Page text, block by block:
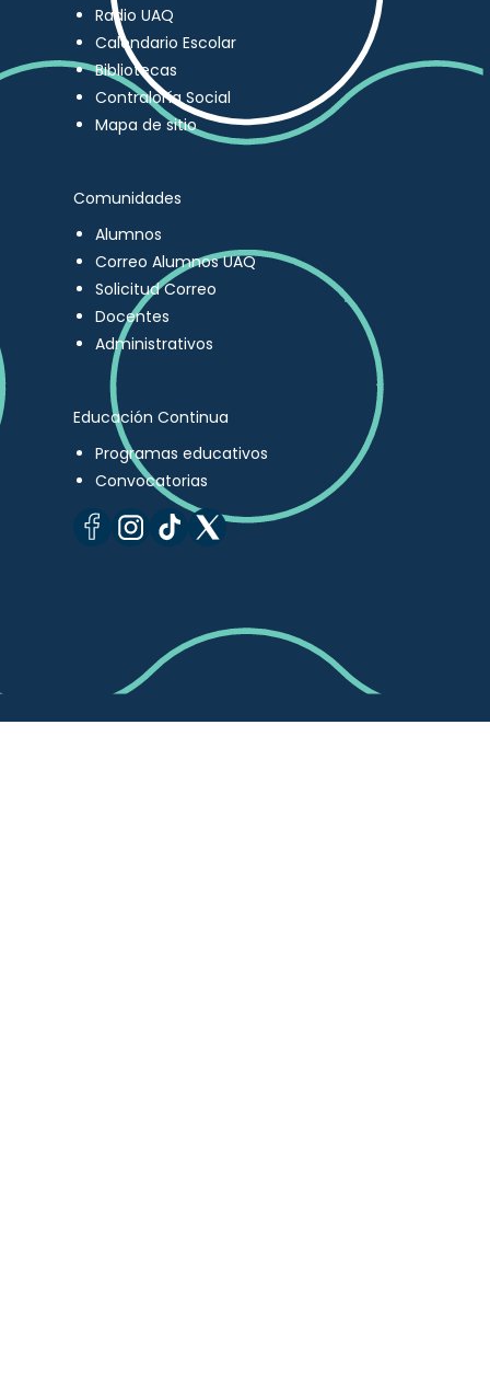
Radio UAQ
Calendario Escolar
Bibliotecas
Contraloría Social
Mapa de sitio
Comunidades
Alumnos
Correo Alumnos UAQ
Solicitud Correo
Docentes
Administrativos
Educación Continua
Programas educativos
Convocatorias